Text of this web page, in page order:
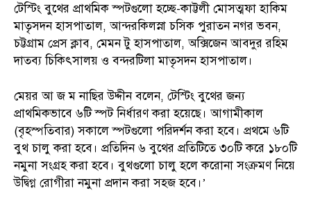
টেস্টিং বুথের প্রাথমিক স্পটগুলো হচ্ছে-কাট্টলী মোসত্মফা হাকিম
মাতৃসদন হাসপাতাল, আন্দরকিলস্না চসিক পুরাতন নগর ভবন,
চট্টগ্রাম প্রেস ক্লাব, মেমন টু হাসপাতাল, অক্সিজেন আবদুর রহিম
দাতব্য চিকিৎসালয় ও বন্দরটিলা মাতৃসদন হাসপাতাল।
মেয়র আ জ ম নাছির উদ্দীন বলেন, টেস্টিং বুথের জন্য
প্রাথমিকভাবে ৬টি স্পট নির্ধারণ করা হয়েছে। আগামীকাল
(বৃহস্পতিবার) সকালে স্পটগুলো পরিদর্শন করা হবে। প্রথমে ৬টি
বুথ চালু করা হবে। প্রতিদিন ৬ বুথের প্রতিটিতে ৩০টি করে ১৮০টি
নমুনা সংগ্রহ করা হবে। বুথগুলো চালু হলে করোনা সংক্রমণ নিয়ে
উদ্বিগ্ন রোগীরা নমুনা প্রদান করা সহজ হবে।’